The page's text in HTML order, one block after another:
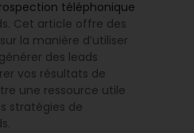
téléphonique
Cet article offre des
la manière d’utiliser
des leads
vos résultats de
une ressource utile
stratégies de